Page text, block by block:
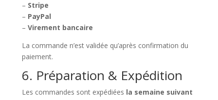
– Stripe
– PayPal
– Virement bancaire
La commande n’est validée qu’après confirmation du
paiement.
6. Préparation & Expédition
Les commandes sont expédiées la semaine suivant